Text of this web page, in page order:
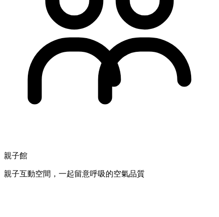
親子館
親子互動空間，一起留意呼吸的空氣品質